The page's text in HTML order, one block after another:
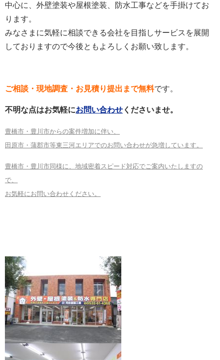
中心に、外壁塗装や屋根塗装、防水工事などを手掛けてお
ります。
みなさまに気軽に相談できる会社を目指しサービスを展開
しておりますので今後ともよろしくお願い致します。
ご相談・現地調査・お見積り提出まで無料です。
不明な点はお気軽にお問い合わせ くださいませ。
豊橋市・豊川市からの案件増加に伴い、
田原市・蒲郡市等東三河エリアでのお問い合わせが急増しています。
豊橋市・豊川市同様に、地域密着スピード対応でご案内いたしますの
で、
お気軽にお問い合わせください。